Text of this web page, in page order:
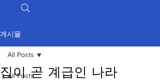
게시물
All Posts
All Posts
집이 곧 계급인 나라